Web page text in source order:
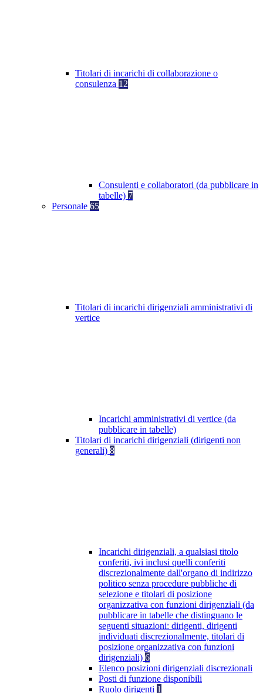
Titolari di incarichi di collaborazione o
consulenza 12
Consulenti e collaboratori (da pubblicare in
tabelle) 7
Personale 65
Titolari di incarichi dirigenziali amministrativi di
vertice
Incarichi amministrativi di vertice (da
pubblicare in tabelle)
Titolari di incarichi dirigenziali (dirigenti non
generali) 8
Incarichi dirigenziali, a qualsiasi titolo
conferiti, ivi inclusi quelli conferiti
discrezionalmente dall'organo di indirizzo
politico senza procedure pubbliche di
selezione e titolari di posizione
organizzativa con funzioni dirigenziali (da
pubblicare in tabelle che distinguano le
seguenti situazioni: dirigenti, dirigenti
individuati discrezionalmente, titolari di
posizione organizzativa con funzioni
dirigenziali) 6
Elenco posizioni dirigenziali discrezionali
Posti di funzione disponibili
Ruolo dirigenti 1